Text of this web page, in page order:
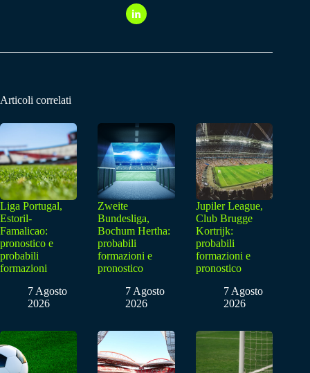
Articoli correlati
Liga Portugal,
Estoril-
Famalicao:
pronostico e
probabili
formazioni
7 Agosto
2026
Zweite
Bundesliga,
Bochum Hertha:
probabili
formazioni e
pronostico
7 Agosto
2026
Jupiler League,
Club Brugge
Kortrijk:
probabili
formazioni e
pronostico
7 Agosto
2026